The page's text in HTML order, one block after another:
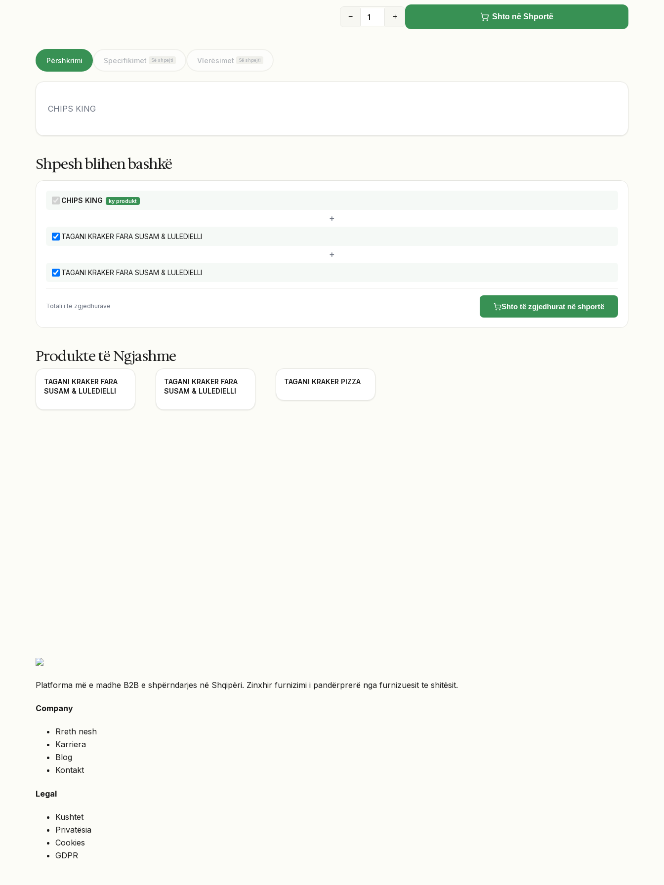
− + Shto në Shportë
Përshkrimi Specifikimet Së shpejti Vlerësimet Së shpejti
CHIPS KING
Shpesh blihen bashkë
CHIPS KING ky produkt
+
TAGANI KRAKER FARA SUSAM & LULEDIELLI
+
TAGANI KRAKER FARA SUSAM & LULEDIELLI
Totali i të zgjedhurave Shto të zgjedhurat në shportë
Produkte të Ngjashme
TAGANI KRAKER FARA
SUSAM & LULEDIELLI
TAGANI KRAKER FARA
SUSAM & LULEDIELLI
TAGANI KRAKER PIZZA
Platforma më e madhe B2B e shpërndarjes në Shqipëri. Zinxhir furnizimi i pandërprerë nga furnizuesit te shitësit.
Company
Rreth nesh
Karriera
Blog
Kontakt
Legal
Kushtet
Privatësia
Cookies
GDPR